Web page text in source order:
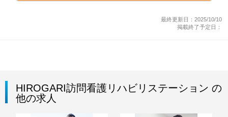
最終更新日：2025/10/10
掲載終了予定日：
HIROGARI訪問看護リハビリステーション の
他の求人